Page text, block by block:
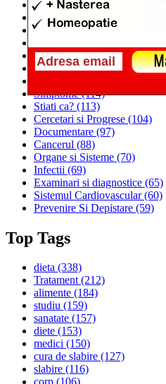
Medicina Naturista
Anatomie
(295)
Alimentatia(259)
Sanatatea si Preventia(170)
Interventii si Tratamente
Simptome(114)
Stiati ca? (113)
Cercetari si Progrese (104)
Documentare (97)
Cancerul (88)
Organe si Sisteme (70)
Infectii (69)
Examinari si diagnostice (65)
Sistemul Cardiovascular(60)
Prevenire Si Depistare (59)
Top Tags
dieta (338)
Tratament(212)
alimente (184)
studiu (159)
sanatate (157)
diete (153)
medici (150)
cura de slabire (127)
slabire (116)